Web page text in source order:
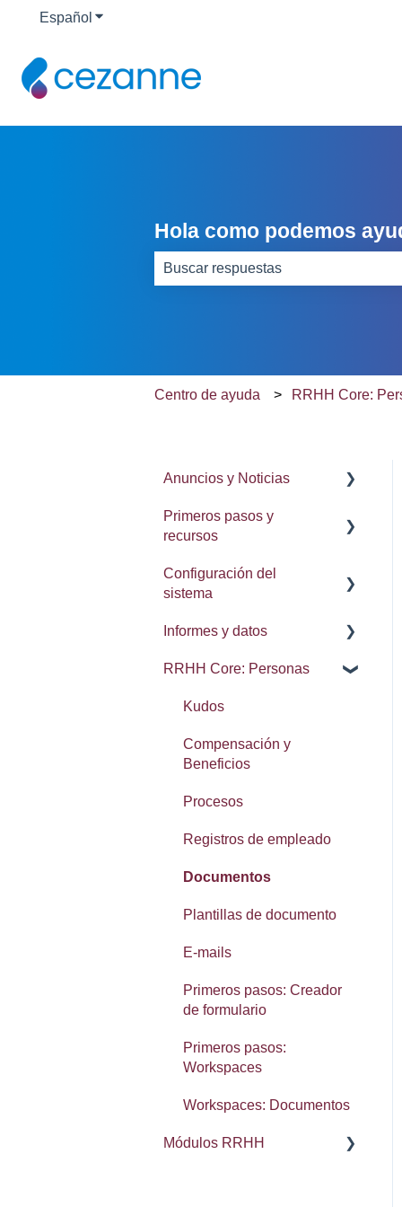
Español Traducciones de Mostrar submenú de
Hola como podemos
Centro de ayuda RRHH Core:
Anuncios y Noticias
Notas de la lanzamiento
Primeros pasos y
recursos
Procesos
Lista de contactos
Reseñas
SMS
Widgets: panel de inicio
Primeros Pasos:
Organización
Configuración del
sistema
Administración del sistema
Integraciones: Webhooks
Informes y datos
Brecha salarial de género
Búsqueda, conjuntos y
Exportación de datos
RRHH Core: Personas
Kudos
Compensación y
Beneficios
Procesos
Registros de empleado
Documentos
Plantillas de documento
E-mails
Primeros pasos: Creador
de formulario
Primeros pasos:
Workspaces
Workspaces: Documentos
Módulos RRHH